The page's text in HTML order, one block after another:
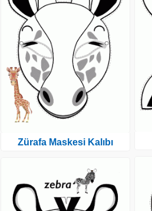
Zürafa Maskesi Kalıbı